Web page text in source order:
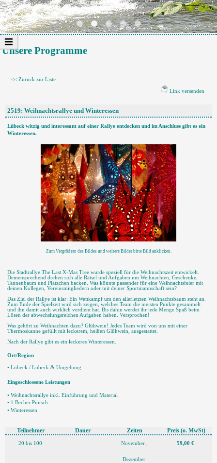
Unsere Programme
<< Zurück zur Liste
Link versenden
2519: Weihnachtsrallye und Winteressen
Lübeck witzig und interessant auf einer Rallye entdecken und im Anschluss gibt es ein
Winteressen.
Zum Vergrößern des Bildes und weitere Bilder bitte Bild anklicken.
Die Stadtrallye The Last X-Mas Tree wurde speziell für die Weihnachtszeit entwickelt.
Demensprechend drehen sich alle Rätsel und Aufgaben um Weihnachten, Geschenke,
Tannenbaum und Plätzchen backen. Was könnte passender für eine Weihnachtsfeier mit
deinen Kollegen, Vereinsmitgliedern oder mit deiner Sportmannschaft sein?
Das Ziel der Rallye ist klar: Ein Wettkampf um den allerletzten Weihnachtsbaum steht an.
Zum Ende der Spielzeit wird sich zeigen, welches Team die meisten Punkte gesammelt
und ihn damit auch wirklich verdient hat. Bis dahin werdet ihr jede Menge Spaß beim
Lösen der abwechslungsreichen Aufgaben haben. Versprochen!
Was gehört zu Weihnachten dazu? Glühwein! Jedes Team wird von uns mit einer
Thermoskanne gefüllt mit leckerem, heißen Glühwein, ausgestattet.
Nach der Rallye gibt es ein leckeres Winteressen.
Ort/Region
• Lübeck / Lübeck & Umgebung
Eingeschlossene Leistungen
• Weihnachtsrallye inkl. Einführung und Material
• 1 Becher Punsch
• Winteressen
Teilnehmer Dauer Zeiten Preis (o. MwSt)
20 bis 100 November ,
Dezember
59,00 €